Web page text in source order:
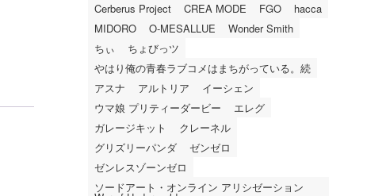
Cerberus Project CREA MODE FGO
hacca
MIDORO
O-MESALLUE
Wonder Smith
ちぃ
ちょびっツ
やはり俺の青春ラブコメはまちがっている。続
アスナ
アルトリア
イーシェン
ウマ娘 プリティーダービー
エレグ
ガレージキット
クレーネル
グリズリーパンダ
ゼンゼロ
ゼンレスゾーンゼロ
ソードアート・オンライン アリシゼーション